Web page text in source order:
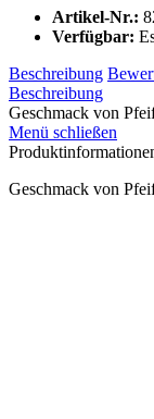
Artikel-Nr.:
Verfügbar:
Beschreibung
Beschreibung
Geschmack von
Menü schließen
Geschmack von